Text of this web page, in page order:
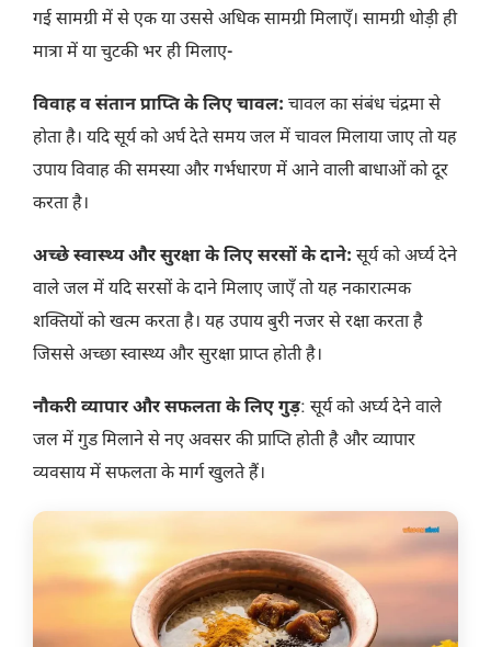
गई सामग्री में से एक या उससे अधिक सामग्री मिलाएँ। सामग्री थोड़ी ही
मात्रा में या चुटकी भर ही मिलाए-
विवाह व संतान प्राप्ति के लिए चावल: चावल का संबंध चंद्रमा से
होता है। यदि सूर्य को अर्घ देते समय जल में चावल मिलाया जाए तो यह
उपाय विवाह की समस्या और गर्भधारण में आने वाली बाधाओं को दूर
करता है।
अच्छे स्वास्थ्य और सुरक्षा के लिए सरसों के दाने: सूर्य को अर्घ्य देने
वाले जल में यदि सरसों के दाने मिलाए जाएँ तो यह नकारात्मक
शक्तियों को खत्म करता है। यह उपाय बुरी नजर से रक्षा करता है
जिससे अच्छा स्वास्थ्य और सुरक्षा प्राप्त होती है।
नौकरी व्यापार और सफलता के लिए गुड़: सूर्य को अर्घ्य देने वाले
जल में गुड मिलाने से नए अवसर की प्राप्ति होती है और व्यापार
व्यवसाय में सफलता के मार्ग खुलते हैं।